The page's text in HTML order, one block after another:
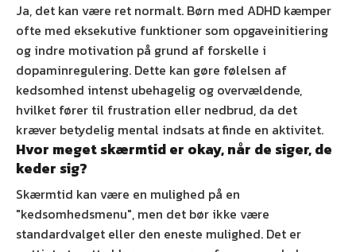
Ja, det kan være ret normalt. Børn med ADHD kæmper
ofte med eksekutive funktioner som opgaveinitiering
og indre motivation på grund af forskelle i
dopaminregulering. Dette kan gøre følelsen af
kedsomhed intenst ubehagelig og overvældende,
hvilket fører til frustration eller nedbrud, da det
kræver betydelig mental indsats at finde en aktivitet.
Hvor meget skærmtid er okay, når de siger, de
keder sig?
Skærmtid kan være en mulighed på en
"kedsomhedsmenu", men det bør ikke være
standardvalget eller den eneste mulighed. Det er